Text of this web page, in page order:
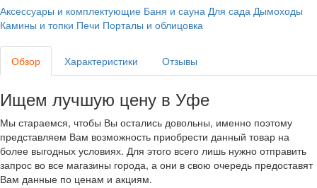
Аксессуары и комплектующие Баня и сауна Для сада Дымоходы
Камины и топки Печи Порталы и облицовка
Обзор Характеристики Отзывы
Ищем лучшую цену в Уфе
Мы стараемся, чтобы Вы остались довольны, именно поэтому
представляем Вам возможность приобрести данный товар на
более выгодных условиях. Для этого всего лишь нужно отправить
запрос во все магазины города, а они в свою очередь предоставят
Вам данные по ценам и акциям.